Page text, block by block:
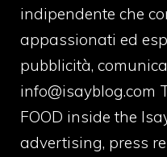
indipendente che
appassionati ed
pubblicità,
info@isayblog.com
FOOD inside the
advertising, press